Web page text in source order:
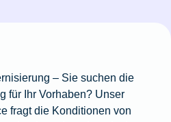
– Sie suchen die
für Ihr Vorhaben? Unser
fragt die Konditionen von